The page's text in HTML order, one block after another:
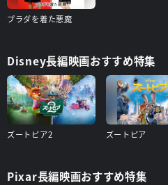
プラダを着た悪魔
Disney長編映画おすすめ特集
ズートピア2 ズートピア
Pixar長編映画おすすめ特集